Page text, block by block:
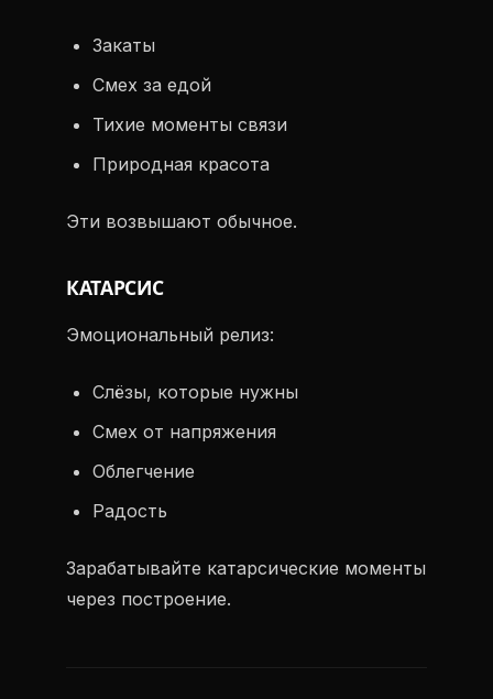
Закаты
Смех за едой
Тихие моменты связи
Природная красота
Эти возвышают обычное.
КАТАРСИС
Эмоциональный релиз:
Слёзы, которые нужны
Смех от напряжения
Облегчение
Радость
Зарабатывайте катарсические моменты
через построение.